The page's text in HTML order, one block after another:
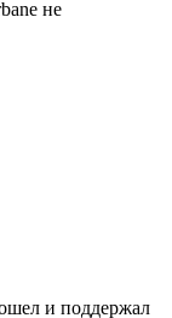
не
и поддержал